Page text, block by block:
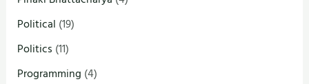
Political (19)
Politics (11)
Programming (4)